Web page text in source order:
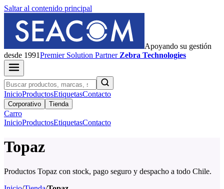
Saltar al contenido principal
Apoyando su gestión
desde 1991PremierSolution Partner Zebra Technologies
InicioProductosEtiquetasContacto
Corporativo Tienda
Carro
InicioProductosEtiquetasContacto
Topaz
Productos Topaz con stock, pago seguro y despacho a todo Chile.